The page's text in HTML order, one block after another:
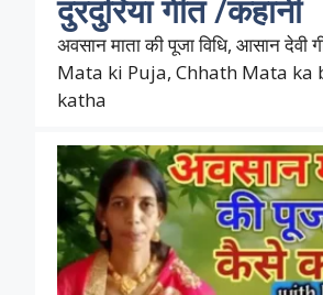
दुरदुरिया गीत /कहानी
अवसान माता की पूजा विधि, आसान
Mata ki Puja, Chhath Mata ka
katha